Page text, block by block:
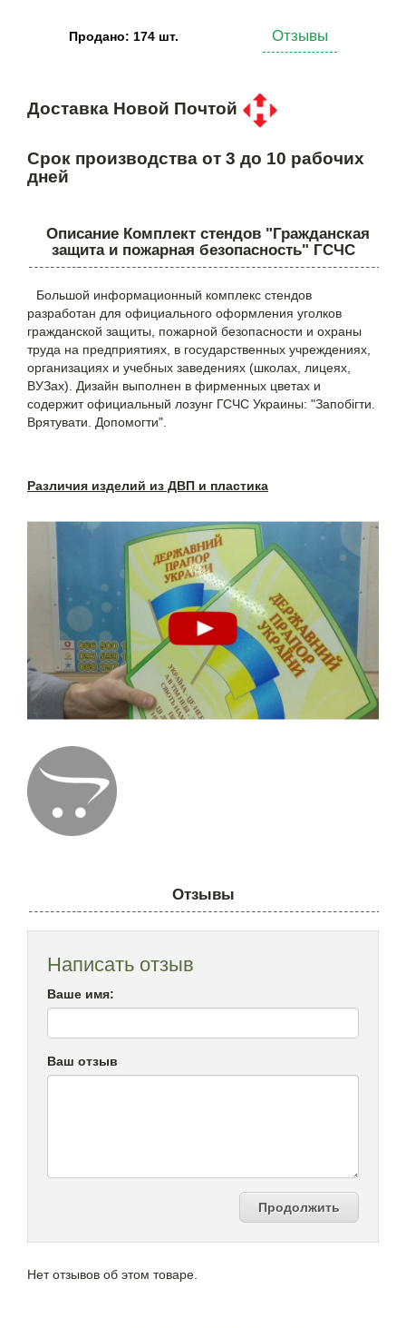
Продано: 174 шт. Отзывы
Доставка Новой Почтой
Срок производства от 3 до 10 рабочих
дней
Описание Комплект стендов "Гражданская
защита и пожарная безопасность" ГСЧС
Большой информационный комплекс стендов
разработан для официального оформления уголков
гражданской защиты, пожарной безопасности и охраны
труда на предприятиях, в государственных учреждениях,
организациях и учебных заведениях (школах, лицеях,
ВУЗах). Дизайн выполнен в фирменных цветах и
содержит официальный лозунг ГСЧС Украины: "Запобігти.
Врятувати. Допомогти".
Различия изделий из ДВП и пластика
Отзывы
Написать отзыв
Ваше имя:
Ваш отзыв
Продолжить
Нет отзывов об этом товаре.